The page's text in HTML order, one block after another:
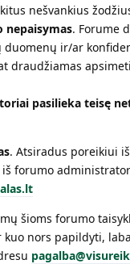
nešvankius
nepaisymas. Forume
ir/ar
draudžiamas
pasilieka teisę
. Atsiradus poreikiui
iš forumo
šioms forumo
kuo nors papildyti,